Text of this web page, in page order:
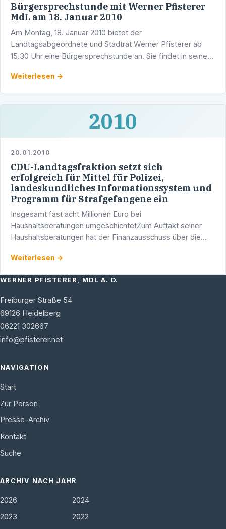
Bürgersprechstunde mit Werner Pfisterer
MdL am 18. Januar 2010
Am Montag, 18. Januar 2010 bietet der
Landtagsabgeordnete und Stadtrat Werner Pfisterer ab
15.30 Uhr eine Bürgersprechstunde an. Sie findet in seinem
Wieblingen …
Weiterlesen →
2010
20.01.2010
CDU-Landtagsfraktion setzt sich
erfolgreich für Mittel für Polizei,
landeskundliches Informationssystem und
Programm für Strafgefangene ein
Insgesamt fast acht Millionen Euro bei
Haushaltsberatungen umgeschichtetZum Auftakt seiner
Haushaltsberatungen hat der Finanzausschuss über die
beraten. Dabei ist …
Weiterlesen →
WERNER PFISTERER, MDL A. D.
Freiburger Straße 54
69126 Heidelberg
06221 302667
info@pfisterer.net
NAVIGATION
Start
Zur Person
Presse-Archiv
Kontakt
Suche
ARCHIV NACH JAHR
2026
2024
2023
2022